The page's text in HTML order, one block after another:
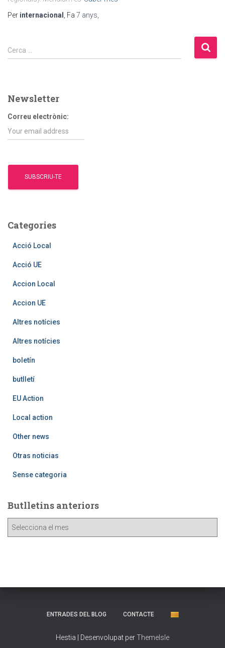
Per internacional , Fa 7 anys
C
e
:
Cerca …
Newsletter
Correu electrònic:
Categories
Acció Local
Acció UE
Accion Local
Accion UE
Altres notícies
Altres notícies
boletín
butlletí
EU Action
Local action
Other news
Otras noticias
Sense categoria
Butlletins anteriors
t
ENTRADES DEL BLOG CONTACTE
Hestia | Desenvolupat perThemeIsle